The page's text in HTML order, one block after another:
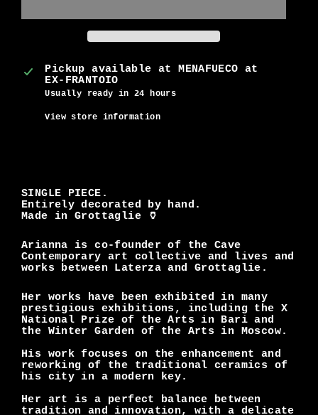
Pickup available atMENAFUECO at
EX-FRANTOIO
Usually ready in 24 hours
View store information
SINGLE PIECE.
Entirely decorated by hand.
Made in Grottaglie 🏺
Arianna is co-founder of the Cave
Contemporary art collective and lives and
works between Laterza and Grottaglie.
Her works have been exhibited in many
prestigious exhibitions, including the X
National Prize of the Arts in Bari and
the Winter Garden of the Arts in Moscow.
His work focuses on the enhancement and
reworking of the traditional ceramics of
his city in a modern key.
Her art is a perfect balance between
tradition and innovation, with a delicate